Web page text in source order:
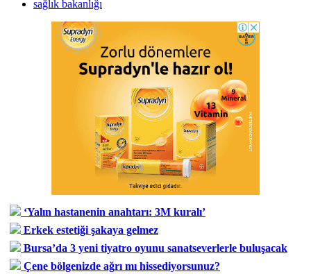
sağlık bakanlığı
‘Yalın hastanenin anahtarı: 3M kuralı’
Erkek estetiği şakaya gelmez
Bursa’da 3 yeni tiyatro oyunu sanatseverlerle buluşacak
Çene bölgenizde ağrı mı hissediyorsunuz?